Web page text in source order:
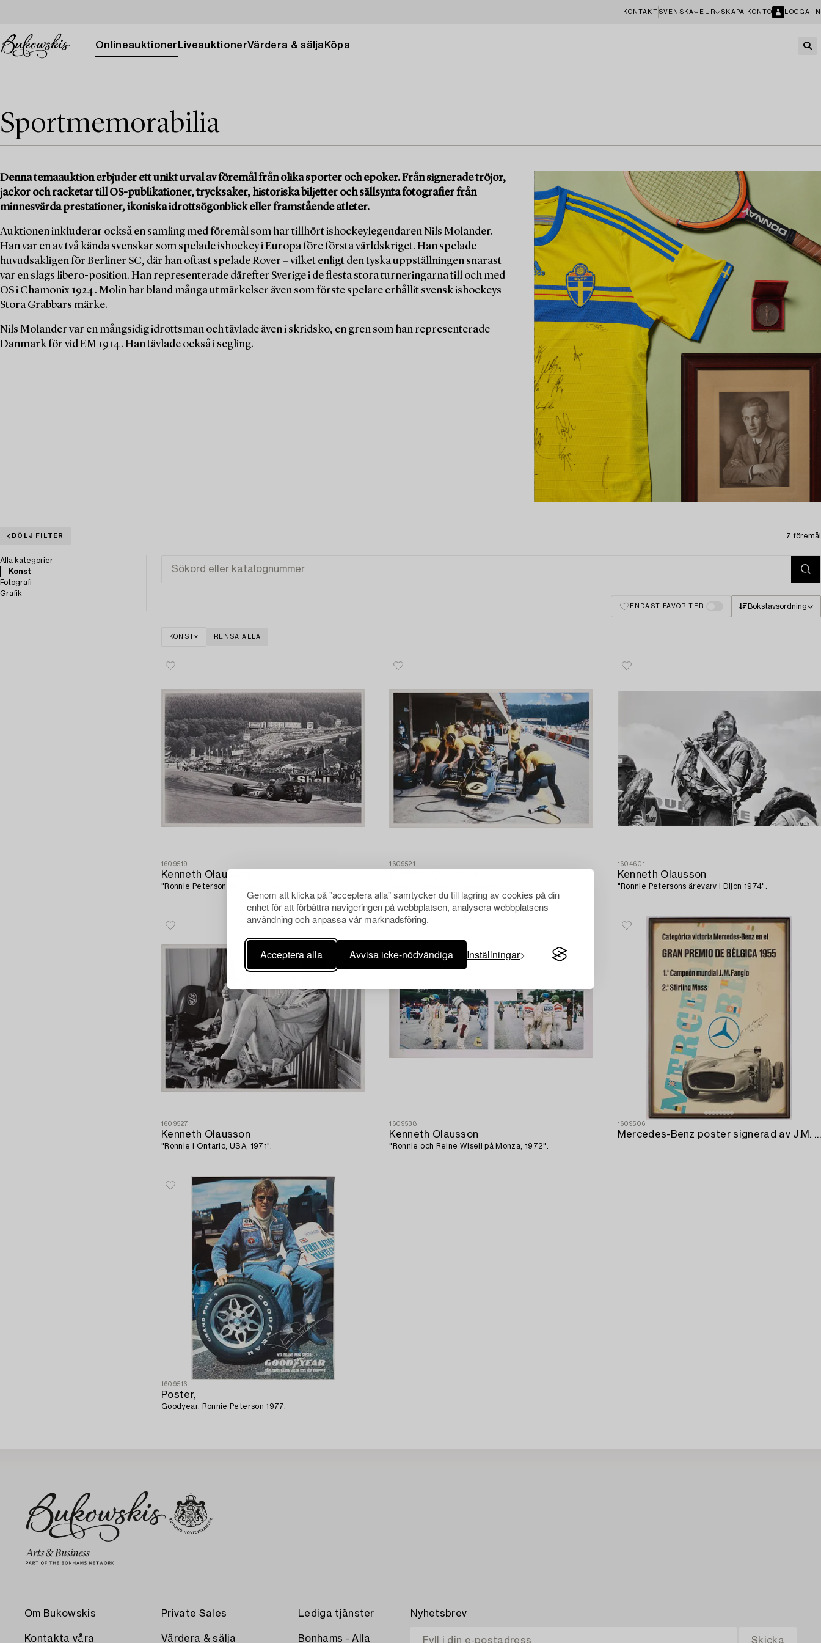
Genom att klicka på "acceptera alla" samtycker du till lagring av cookies på din
enhet för att förbättra navigeringen på webbplatsen, analysera webbplatsens
användning och anpassa vår marknadsföring.
Acceptera alla Avvisa icke-nödvändiga Inställningar
KONTAKT SVENSKA EUR SKAPA KONTO LOGGA IN
Onlineauktioner LiveauktionerVärdera & sälja Köpa
Sportmemorabilia
Denna temaauktion erbjuder ett unikt urval av föremål från olika sporter och epoker. Från signerade tröjor,
jackor och racketar till OS-publikationer, trycksaker, historiska biljetter och sällsynta fotografier från
minnesvärda prestationer, ikoniska idrottsögonblick eller framstående atleter.
Auktionen inkluderar också en samling med föremål som har tillhört ishockeylegendaren Nils Molander.
Han var en av två kända svenskar som spelade ishockey i Europa före första världskriget. Han spelade
huvudsakligen för Berliner SC, där han oftast spelade Rover – vilket enligt den tyska uppställningen snarast
var en slags libero-position. Han representerade därefter Sverige i de flesta stora turneringarna till och med
OS i Chamonix 1924. Molin har bland många utmärkelser även som förste spelare erhållit svensk ishockeys
Stora Grabbars märke.
Nils Molander var en mångsidig idrottsman och tävlade även i skridsko, en gren som han representerade
Danmark för vid EM 1914. Han tävlade också i segling.
DÖLJ FILTER 7 föremål
Alla kategorier
Konst
Fotografi
Grafik
ENDAST FAVORITER Bokstavsordning
KONST RENSA ALLA
1609519
Kenneth Olausson
"Ronnie Peterson på Spa, 1970".
1609521 1604601
Kenneth Olausson
"Ronnie Petersons ärevarv i Dijon 1974".
1609527
Kenneth Olausson
"Ronnie i Ontario, USA, 1971".
1609538
Kenneth Olausson
"Ronnie och Reine Wisell på Monza, 1972".
1609506
Mercedes-Benz poster signerad av J.M. Fangio och Stirling Moss.
1609516
Poster,
Goodyear, Ronnie Peterson 1977.
Om Bukowskis
Kontakta våra
Private Sales
Värdera & sälja
Lediga tjänster
Bonhams - Alla
Nyhetsbrev